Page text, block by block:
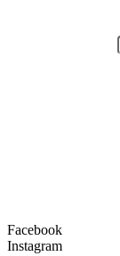
Facebook
Instagram